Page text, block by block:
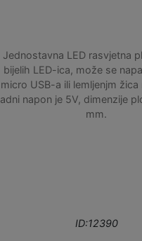
Jednostavna LED rasvjetna
bijelih LED-ica, može se
micro USB-a ili lemljenjm žica
napon je 5V, dimenzije
mm.
ID:12390